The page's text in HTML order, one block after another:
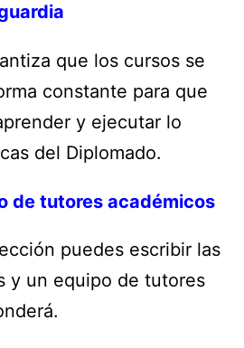
que los cursos se
constante para que
y ejecutar lo
del Diplomado.
de tutores académicos
puedes escribir las
y un equipo de tutores